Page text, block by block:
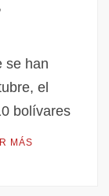
se han
el
bolívares
MÁS